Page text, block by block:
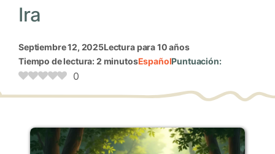
Ira
septiembre 12, 2025Lectura para 10 años
Tiempo de lectura: 2 minutosEspañolPuntuación:
0